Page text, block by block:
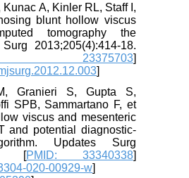
Kunac A, Kinler RL, Staff I,
blunt hollow viscus
tomography the
Surg 2013;205(4):414-18.
23375703
Granieri S, Gupta S,
SPB, Sammartano F, et
viscus and mesenteric
and potential diagnostic-
Updates Surg
10. [PMID: 33340338
020-00929-w